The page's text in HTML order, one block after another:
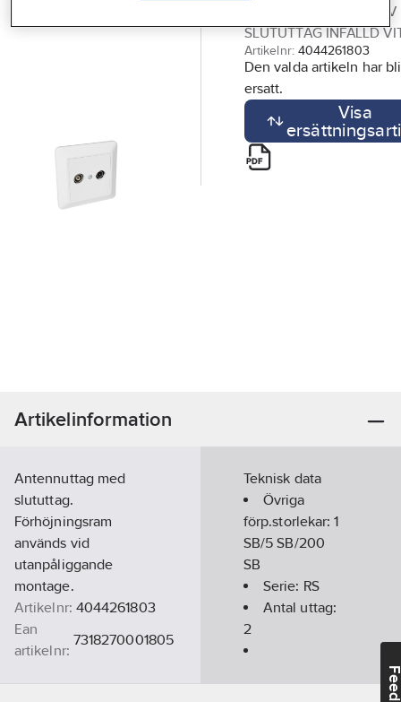
ANTENNUTTAG RS R/TV
SLUTUTTAG INFÄLLD
Artikelnr: 4044261803
Den valda artikeln har
ersatt.
Visa
Artikelinformation
Antennuttag med
slututtag.
Förhöjningsram
används vid
utanpåliggande
montage.
Artikelnr: 4044261803
Ean
artikelnr:
7318270001805
09.0005266
Teknisk data
Övriga
förp.storlekar:1
SB/5 SB/200
SB
Serie: RS
Antal uttag:
2